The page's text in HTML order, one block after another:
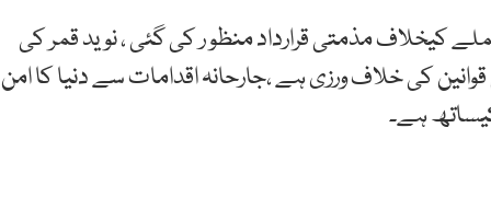
کیخلاف مذمتی قرارداد منظو ر کی گئی ، نوید قمر کی
کی خلاف ورزی ہے ،جارحانہ اقدامات سے دنیا کا امن
ہے۔